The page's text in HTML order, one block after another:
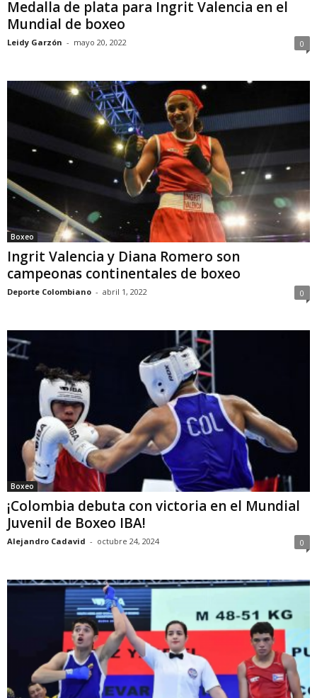
Medalla de plata para Ingrit Valencia en el
Mundial de boxeo
Leidy Garzón - mayo 20, 2022 0
Boxeo
Ingrit Valencia y Diana Romero son
campeonas continentales de boxeo
Deporte Colombiano - abril 1, 2022 0
Boxeo
¡Colombia debuta con victoria en el Mundial
Juvenil de Boxeo IBA!
Alejandro Cadavid - octubre 24, 2024 0